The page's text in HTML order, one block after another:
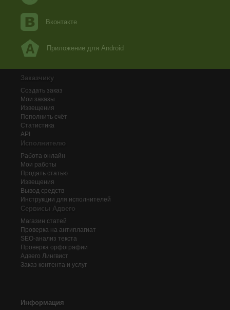
Вконтакте
Приложение для Android
Заказчику
Создать заказ
Мои заказы
Извещения
Пополнить счёт
Статистика
API
Исполнителю
Работа онлайн
Мои работы
Продать статью
Извещения
Вывод средств
Инструкции для исполнителей
Сервисы Адвего
Магазин статей
Проверка на антиплагиат
SEO-анализ текста
Проверка орфографии
Адвего Лингвист
Заказ контента и услуг
Информация